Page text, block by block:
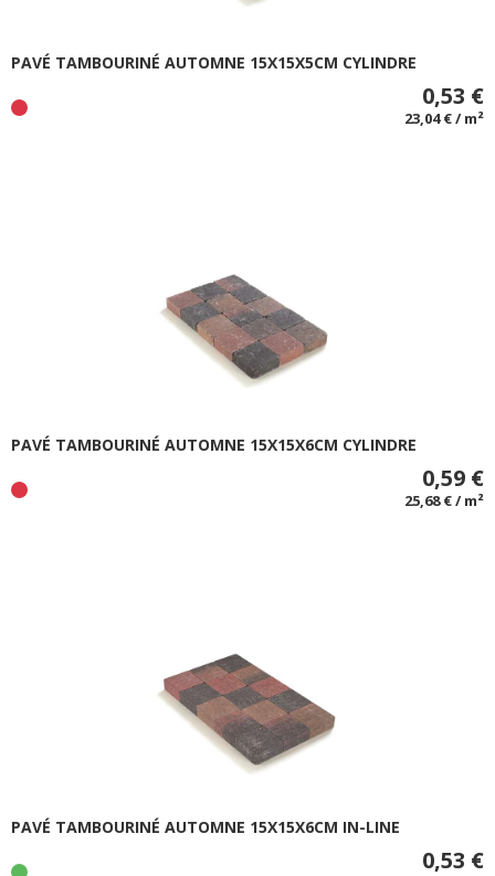
PAVÉ TAMBOURINÉ AUTOMNE 15X15X5CM CYLINDRE
0,53 €
23,04 € / m²
PAVÉ TAMBOURINÉ AUTOMNE 15X15X6CM CYLINDRE
0,59 €
25,68 € / m²
PAVÉ TAMBOURINÉ AUTOMNE 15X15X6CM IN-LINE
0,53 €